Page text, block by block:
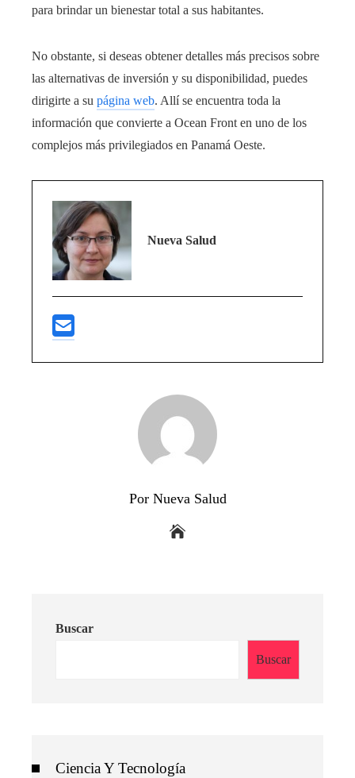
para brindar un bienestar total a sus habitantes.
No obstante, si deseas obtener detalles más precisos sobre
las alternativas de inversión y su disponibilidad, puedes
dirigirte a su página web. Allí se encuentra toda la
información que convierte a Ocean Front en uno de los
complejos más privilegiados en Panamá Oeste.
Nueva Salud
Por Nueva Salud
Buscar
Buscar
Ciencia Y Tecnología